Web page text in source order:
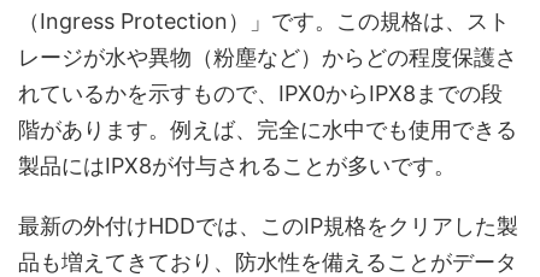
（Ingress Protection）」です。この規格は、スト
レージが水や異物（粉塵など）からどの程度保護さ
れているかを示すもので、IPX0からIPX8までの段
階があります。例えば、完全に水中でも使用できる
製品にはIPX8が付与されることが多いです。
最新の外付けHDDでは、このIP規格をクリアした製
品も増えてきており、防水性を備えることがデータ